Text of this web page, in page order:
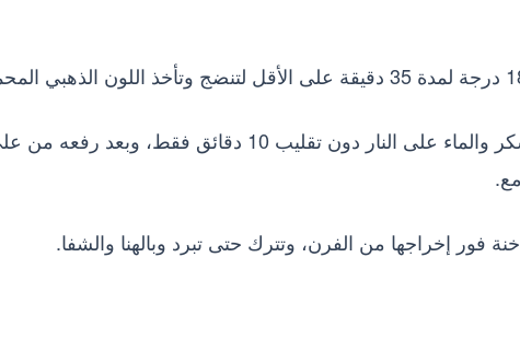
حضري شربات البسبوسة عن طريق وضع السكر والماء على النار دون تقليب 10 دقائق فقط، وبعد
فور إخراجها من الفرن، وتترك حتى تبرد وبالهنا والشفا.